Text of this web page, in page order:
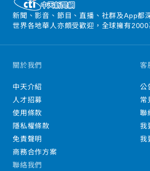
新聞、影音、節目、直播、社群及App都
世界各地華人亦頗受歡迎，全球擁有2000
關於我們
中天介紹
人才招募
使用條款
隱私權條款
免責聲明
商務合作方案
客
公
常
聯
我
我
聯絡我們